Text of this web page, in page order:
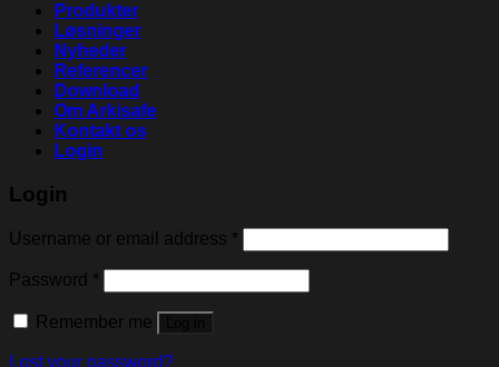
Produkter
Løsninger
Nyheder
Referencer
Download
Om Arkisafe
Kontakt os
Login
Login
Username or email address *
Password *
Remember me
Lost your password?